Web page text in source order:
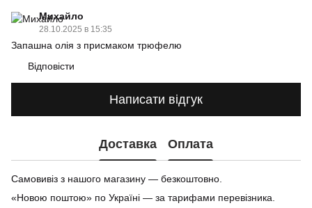
Михайло
28.10.2025 в 15:35
Запашна олія з присмаком трюфелю
Відповісти
Написати відгук
Доставка Оплата
Самовивіз з нашого магазину — безкоштовно.
«Новою поштою» по Україні — за тарифами перевізника.